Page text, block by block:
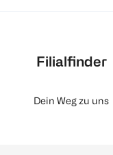
Filialfinder
Dein Weg zu uns